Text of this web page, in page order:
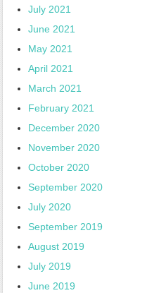
July 2021
June 2021
May 2021
April 2021
March 2021
February 2021
December 2020
November 2020
October 2020
September 2020
July 2020
September 2019
August 2019
July 2019
June 2019